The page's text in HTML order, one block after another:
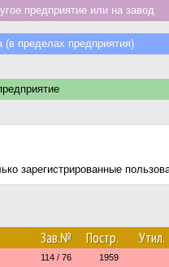
предприятие или на завод
пределах предприятия)
зарегистрированные
Зав.№ Постр. Утил.
114 / 76 1959